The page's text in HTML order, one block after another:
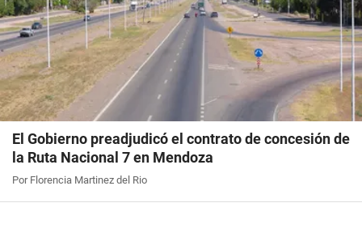
El Gobierno preadjudicó el contrato de concesión de
la Ruta Nacional 7 en Mendoza
Por Florencia Martinez del Rio